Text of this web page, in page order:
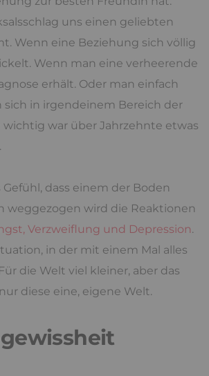
uns einen geliebten
Wenn eine Beziehung sich völlig
Wenn man eine verheerende
erhält. Oder man einfach
sich in irgendeinem Bereich der
war über Jahrzehnte etwas
dass einem der Boden
weggezogen wird die Reaktionen
Verzweiflung und Depression.
in der mit einem Mal alles
die Welt viel kleiner, aber das
diese eine, eigene Welt.